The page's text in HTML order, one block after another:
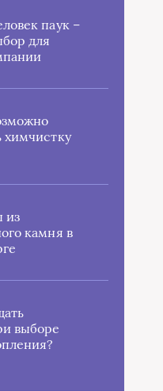
паук –
для
химчистку
из
камня в
выборе